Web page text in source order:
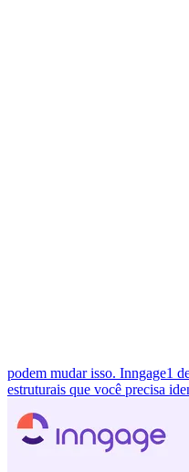
podem mudar isso. Inngage1
estruturais que você precisa